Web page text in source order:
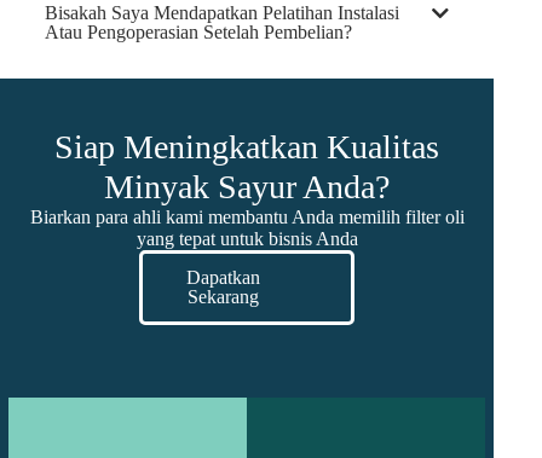
Bisakah Saya Mendapatkan Pelatihan Instalasi
Atau Pengoperasian Setelah Pembelian?
Siap Meningkatkan Kualitas
Minyak Sayur Anda?
Biarkan para ahli kami membantu Anda memilih filter oli
yang tepat untuk bisnis Anda
Dapatkan
Sekarang